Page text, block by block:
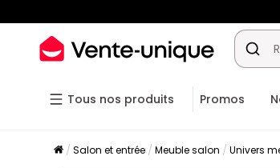
Tous nos produits Promos
Salon et entrée Meuble salon Univers